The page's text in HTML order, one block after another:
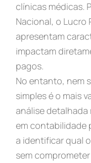
clínicas médicas.
Nacional, o Lucro
apresentam
impactam
pagos.
No entanto, nem
simples é o mais
análise
em contabilidade
a identificar qual
sem